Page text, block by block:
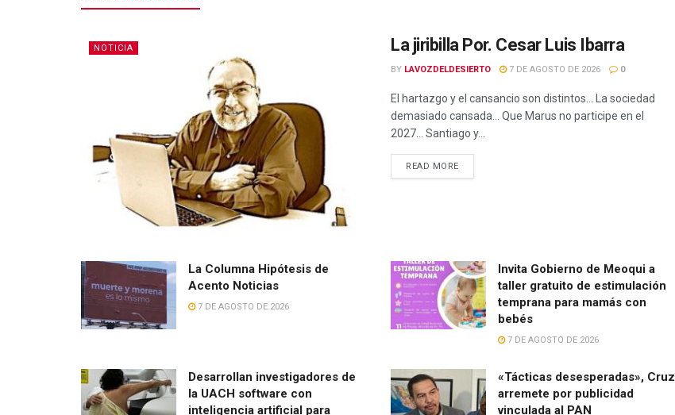
NOTICIA La jiribilla Por. Cesar Luis Ibarra
BY LAVOZDELDESIERTO 7 DE AGOSTO DE 2026 0
El hartazgo y el cansancio son distintos… La sociedad
demasiado cansada… Que Marus no participe en el
2027… Santiago y...
READ MORE
La Columna Hipótesis de
Acento Noticias
7 DE AGOSTO DE 2026
Invita Gobierno de Meoqui a
taller gratuito de estimulación
temprana para mamás con
bebés
7 DE AGOSTO DE 2026
Desarrollan investigadores de
la UACH software con
inteligencia artificial para
«Tácticas desesperadas», Cruz
arremete por publicidad
vinculada al PAN